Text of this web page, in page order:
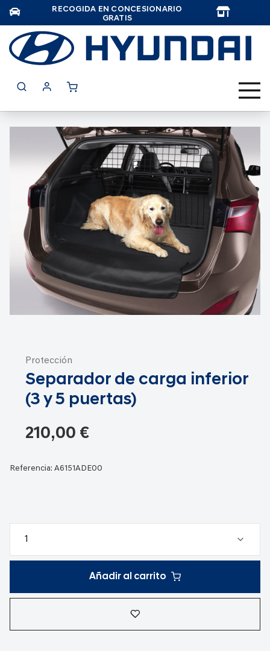
RECOGIDA EN CONCESIONARIO
GRATIS
Protección
Separador de carga inferior
(3 y 5 puertas)
210,00 €
Referencia: A6151ADE00
Añadir al carrito
galería
imágenes
comienzo
galería
imágenes